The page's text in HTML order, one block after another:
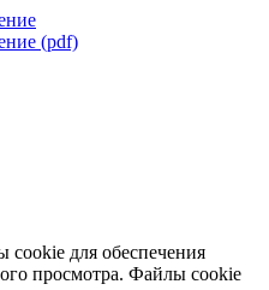
(pdf)
cookie для обеспечения
просмотра. Файлы cookie